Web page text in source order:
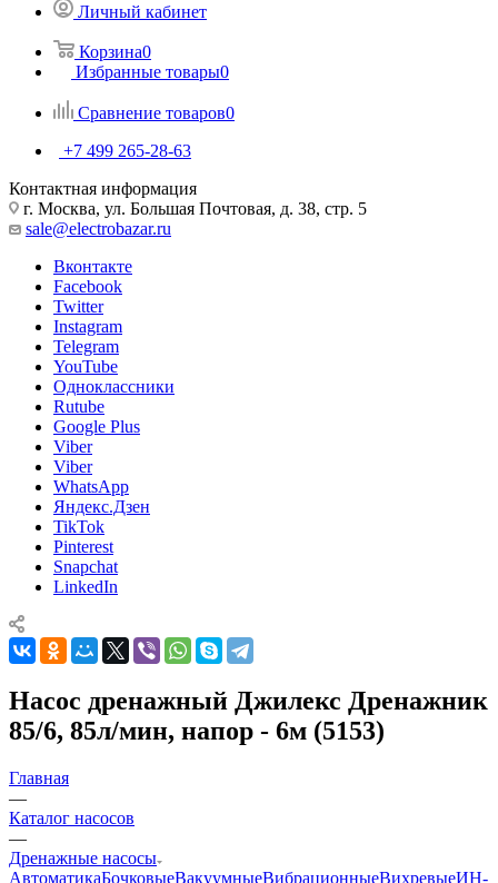
Личный кабинет
Корзина0
Избранные товары0
Сравнение товаров0
+7 499 265-28-63
Контактная информация
г. Москва, ул. Большая Почтовая, д. 38, стр. 5
sale@electrobazar.ru
Вконтакте
Facebook
Twitter
Instagram
Telegram
YouTube
Одноклассники
Rutube
Google Plus
Viber
Viber
WhatsApp
Яндекс.Дзен
TikTok
Pinterest
Snapchat
LinkedIn
Насос дренажный Джилекс Дренажник
85/6, 85л/мин, напор - 6м (5153)
Главная
—
Каталог насосов
—
Дренажные насосы
АвтоматикаБочковыеВакуумныеВибрационныеВихревыеИН-